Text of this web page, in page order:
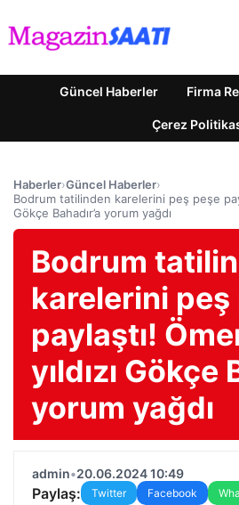
Güncel Haberler Firma
Çerez
Haberler›Güncel Haberler›
Bodrum tatilinden karelerini peş peşe
Gökçe Bahadır’a yorum yağdı
Bodrum
karelerini peş
paylaştı!
yıldızı Gökçe
yorum yağdı
admin•20.06.2024 10:49
Paylaş: Twitter Facebook